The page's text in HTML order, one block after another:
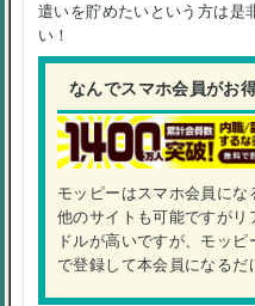
遣いを貯めたいという方は是
い！
なんでスマホ会員がお
モッピーはスマホ会員にな
他のサイトも可能ですが
ドルが高いですが、モッ
で登録して本会員になるだ